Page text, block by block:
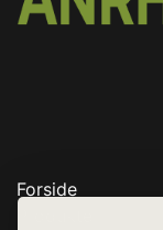
Forside